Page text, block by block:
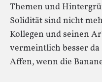
Themen und
Solidität sind nicht
Kollegen und seinen
vermeintlich besser
Affen, wenn die